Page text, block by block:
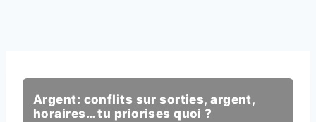
Argent: conflits sur sorties, argent,
horaires… tu priorises quoi ?